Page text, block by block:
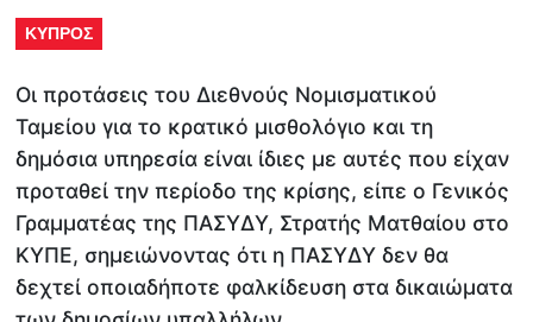
ΚΥΠΡΟΣ
Οι προτάσεις του Διεθνούς Νομισματικού
Ταμείου για το κρατικό μισθολόγιο και τη
δημόσια υπηρεσία είναι ίδιες με αυτές που είχαν
προταθεί την περίοδο της κρίσης, είπε ο Γενικός
Γραμματέας της ΠΑΣΥΔΥ, Στρατής Ματθαίου στο
ΚΥΠΕ, σημειώνοντας ότι η ΠΑΣΥΔΥ δεν θα
δεχτεί οποιαδήποτε φαλκίδευση στα δικαιώματα